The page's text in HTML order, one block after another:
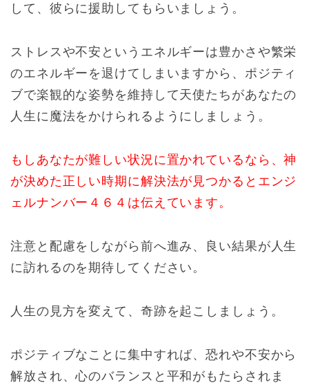
して、彼らに援助してもらいましょう。
ストレスや不安というエネルギーは豊かさや繁栄
のエネルギーを退けてしまいますから、ポジティ
ブで楽観的な姿勢を維持して天使たちがあなたの
人生に魔法をかけられるようにしましょう。
もしあなたが難しい状況に置かれているなら、神
が決めた正しい時期に解決法が見つかるとエンジ
ェルナンバー４６４は伝えています。
注意と配慮をしながら前へ進み、良い結果が人生
に訪れるのを期待してください。
人生の見方を変えて、奇跡を起こしましょう。
ポジティブなことに集中すれば、恐れや不安から
解放され、心のバランスと平和がもたらされま